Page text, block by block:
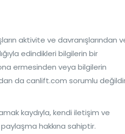
aktivite ve davranışlarından
edindikleri bilgilerin bir
ermesinden veya bilgilerin
da canlift.com sorumlu
kaydıyla, kendi iletişim ve
hakkına sahiptir.